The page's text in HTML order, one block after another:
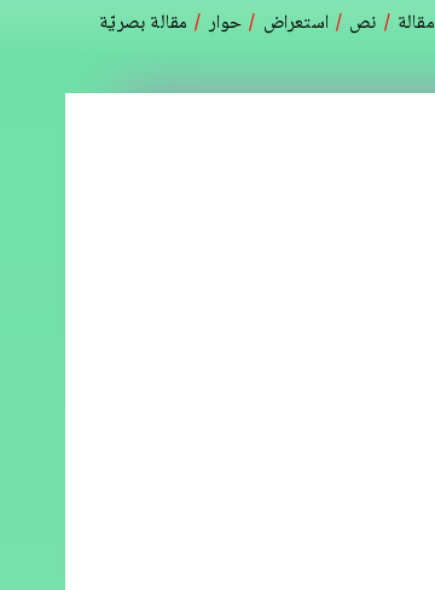
مقالة بصريّة حوار استعراض نص مقالة